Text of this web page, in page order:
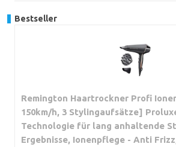
Bestseller
Remington Haartrockner Profi
150km/h, 3 Stylingaufsätze]
Technologie für lang anhaltende
Ergebnisse, Ionenpflege - Anti